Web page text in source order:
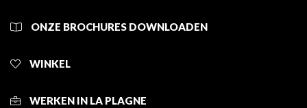
ONZE BROCHURES DOWNLOADEN
WINKEL
WERKEN IN LA PLAGNE